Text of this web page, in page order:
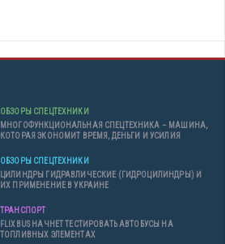
ОБЗОРЫ СПЕЦТЕХНИКИ
МНОГОФУНКЦИОНАЛЬНАЯ СПЕЦТЕХНИКА – МАШИНА,
КОТОРАЯ ЭКОНОМИТ ВРЕМЯ, ДЕНЬГИ И УСИЛИЯ
ОБЗОРЫ СПЕЦТЕХНИКИ
ЦИЛИНДРЫ ГИДРАВЛИЧЕСКИЕ (ГИДРОЦИЛИНДРЫ) И
ИХ ПРИМЕНЕНИЕ В УКРАИНЕ
ТРАНСПОРТ
FLIXBUS НАЧНЕТ ТЕСТИРОВАТЬ АВТОБУСЫ НА
ТОПЛИВНЫХ ЭЛЕМЕНТАХ